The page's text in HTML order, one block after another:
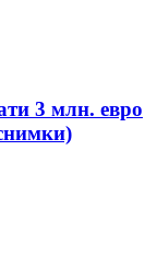
3 млн. евро